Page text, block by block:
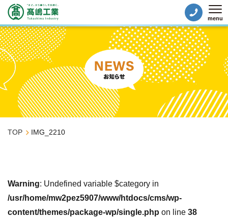
menu
TOP IMG_2210
Warning: Undefined variable $category in
/usr/home/mw2pez5907/www/htdocs/cms/wp-
content/themes/package-wp/single.php on line 38